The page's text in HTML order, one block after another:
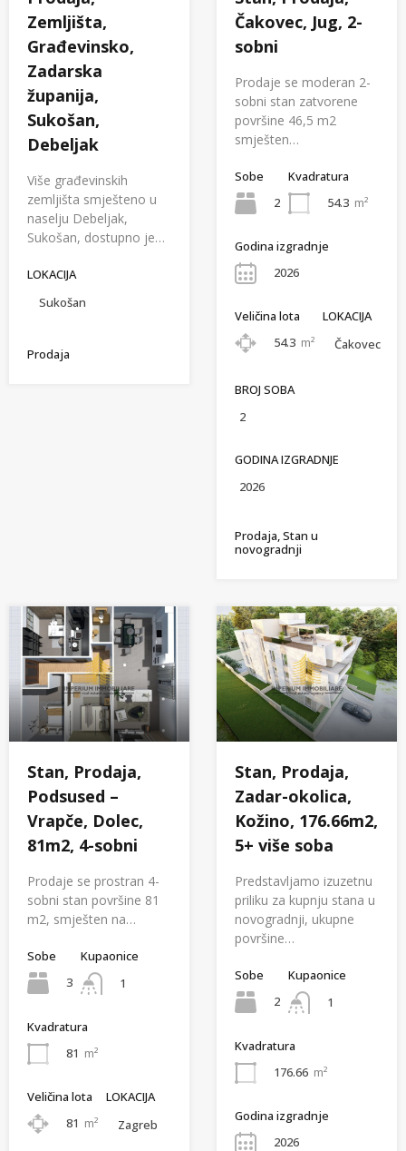
Zemljišta,
Građevinsko,
Zadarska
županija,
Sukošan,
Debeljak
Više građevinskih
zemljišta smješteno u
naselju Debeljak,
Sukošan, dostupno je…
LOKACIJA
Sukošan
Prodaja
Čakovec, Jug, 2-
sobni
Prodaje se moderan 2-
sobni stan zatvorene
površine 46,5 m2
smješten…
Sobe
2
Kvadratura
54.3 m²
Godina izgradnje
2026
Veličina lota
54.3 m²
LOKACIJA
Čakovec
BROJ SOBA
2
GODINA IZGRADNJE
2026
Prodaja, Stan u
novogradnji
Stan, Prodaja,
Podsused –
Vrapče, Dolec,
81m2, 4-sobni
Prodaje se prostran 4-
sobni stan površine 81
m2, smješten na…
Sobe
3
Kupaonice
1
Kvadratura
81 m²
Veličina lota
81 m²
LOKACIJA
Zagreb
Stan, Prodaja,
Zadar-okolica,
Kožino, 176.66m2,
5+ više soba
Predstavljamo izuzetnu
priliku za kupnju stana u
novogradnji, ukupne
površine…
Sobe
2
Kupaonice
1
Kvadratura
176.66 m²
Godina izgradnje
2026